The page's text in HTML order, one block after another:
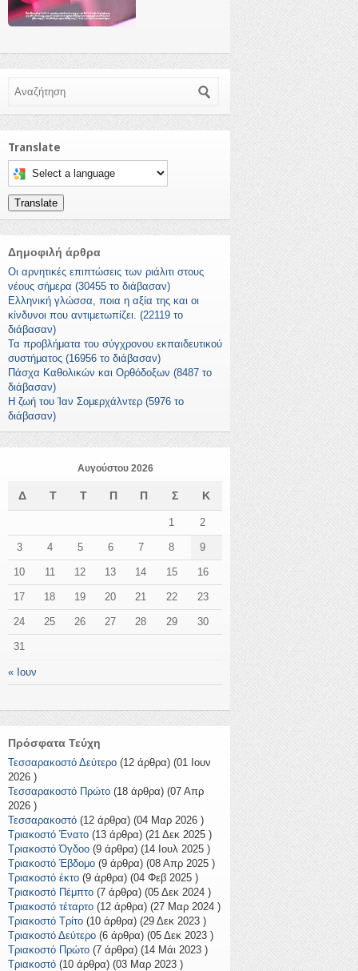
Translate
Select a language to translate this page
Translate
Δημοφιλή άρθρα
Οι αρνητικές επιπτώσεις των ριάλιτι στους
νέους σήμερα (30455 το διάβασαν)
Ελληνική γλώσσα, ποια η αξία της και οι
κίνδυνοι που αντιμετωπίζει. (22119 το
διάβασαν)
Τα προβλήματα του σύγχρονου εκπαιδευτικού
συστήματος (16956 το διάβασαν)
Πάσχα Καθολικών και Ορθόδοξων (8487 το
διάβασαν)
Η ζωή του Ίαν Σομερχάλντερ (5976 το
διάβασαν)
Αυγούστου 2026
Δ Τ Τ Π Π Σ Κ
« Ιουν
1 2
3 4 5 6 7 8 9
10 11 12 13 14 15 16
17 18 19 20 21 22 23
24 25 26 27 28 29 30
31
Πρόσφατα Τεύχη
Τεσσαρακοστό Δεύτερο (12 άρθρα) (01 Ιουν
2026 )
Τεσσαρακοστό Πρώτο (18 άρθρα) (07 Απρ
2026 )
Τεσσαρακοστό (12 άρθρα) (04 Μαρ 2026 )
Τριακοστό Ένατο (13 άρθρα) (21 Δεκ 2025 )
Τριακοστό Όγδοο (9 άρθρα) (14 Ιουλ 2025 )
Τριακοστό Έβδομο (9 άρθρα) (08 Απρ 2025 )
Τριακοστό έκτο (9 άρθρα) (04 Φεβ 2025 )
Τριακοστό Πέμπτο (7 άρθρα) (05 Δεκ 2024 )
Τριακοστό τέταρτο (12 άρθρα) (27 Μαρ 2024 )
Τριακοστό Τρίτο (10 άρθρα) (29 Δεκ 2023 )
Τριακοστό Δεύτερο (6 άρθρα) (05 Δεκ 2023 )
Τριακοστό Πρώτο (7 άρθρα) (14 Μάι 2023 )
Τριακοστό (10 άρθρα) (03 Μαρ 2023 )